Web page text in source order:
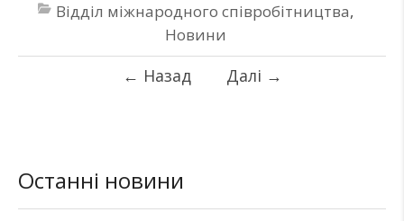
Відділ міжнародного співробітництва,
Новини
← Назад Далі →
Останні новини